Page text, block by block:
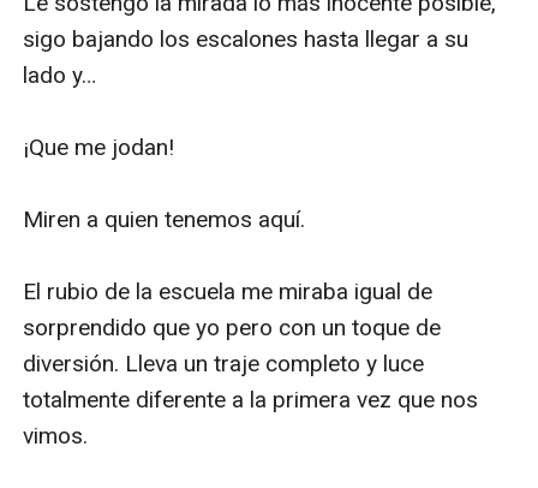
sigo bajando los escalones hasta llegar a su
lado y…
¡Que me jodan!
Miren a quien tenemos aquí.
El rubio de la escuela me miraba igual de
sorprendido que yo pero con un toque de
diversión. Lleva un traje completo y luce
totalmente diferente a la primera vez que nos
vimos.